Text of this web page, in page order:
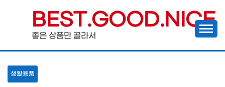
content
BEST.GOOD.NICE
좋은 상품만 골라서
생활용품